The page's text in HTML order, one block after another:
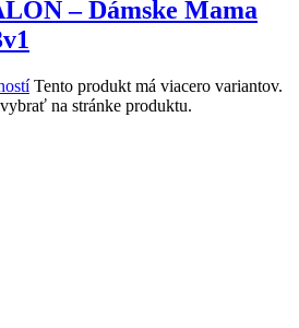
– Dámske Mama
Tento produkt má viacero variantov.
na stránke produktu.